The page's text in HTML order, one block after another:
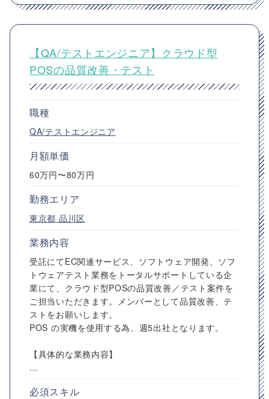
【QA/テストエンジニア】クラウド型
POSの品質改善・テスト
職種
QA/テストエンジニア
月額単価
60万円〜80万円
勤務エリア
東京都 品川区
業務内容
受託にてEC関連サービス、ソフトウェア開発、ソフ
トウェアテスト業務をトータルサポートしている企
業にて、クラウド型POSの品質改善／テスト案件を
ご担当いただきます。メンバーとして品質改善、テ
ストをお願いします。
POS の実機を使用する為、週5出社となります。
【具体的な業務内容】
...
必須スキル